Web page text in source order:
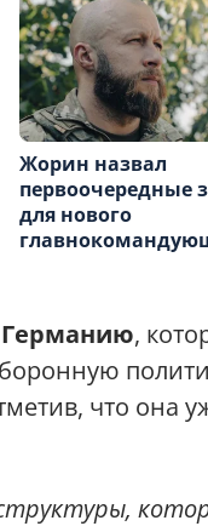
Жорин назвал
первоочередные
для нового
Германию,
что она